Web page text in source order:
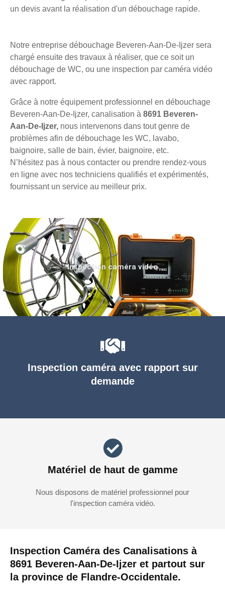
un devis avant la réalisation d'un débouchage rapide.
Notre entreprise débouchage Beveren-Aan-De-Ijzer sera
chargé ensuite des travaux à réaliser, que ce soit un
débouchage de WC, ou une inspection par caméra vidéo
avec rapport.
Grâce à notre équipement professionnel en débouchage
Beveren-Aan-De-Ijzer, canalisation à 8691 Beveren-
Aan-De-Ijzer, nous intervenons dans tout genre de
problèmes afin de débouchage les WC, lavabo,
baignoire, salle de bain, évier, baignoire, etc.
N’hésitez pas à nous contacter ou prendre rendez-vous
en ligne avec nos techniciens qualifiés et expérimentés,
fournissant un service au meilleur prix.
Inspection Caméra des Canalisations à
8691 Beveren-Aan-De-Ijzer et partout sur
la province de Flandre-Occidentale.
Inspection caméra avec rapport sur
demande
Matériel de haut de gamme
Nous disposons de matériel professionnel pour
l'inspection caméra vidéo.
Inspection caméra vidéo